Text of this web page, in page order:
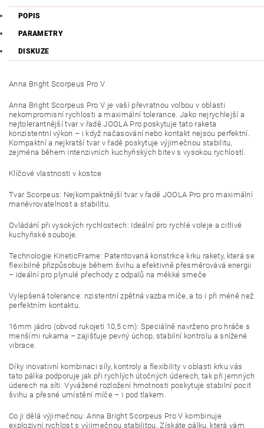
POPIS
PARAMETRY
DISKUZE
Anna Bright Scorpeus Pro V
Anna Bright Scorpeus Pro V je vaší převratnou volbou v oblasti
nekompromisní rychlosti a maximální tolerance. Jako nejrychlejší a
nejtolerantnější tvar v řadě JOOLA Pro poskytuje tato raketa
konzistentní výkon – i když načasování nebo kontakt nejsou perfektní.
Kompaktní a nejkratší tvar v řadě poskytuje výjimečnou stabilitu,
zejména během intenzivních kuchyňských bitev s vysokou rychlostí.
Klíčové vlastnosti v kostce
Tvar Scorpeus: Nejkompaktnější tvar v řadě JOOLA Pro pro maximální
manévrovatelnost a stabilitu.
Ovládání při vysokých rychlostech: Ideální pro rychlé voleje a citlivé
kuchyňské souboje.
Technologie KineticFrame: Patentovaná konstrkce krku rakety, která se
flexibilně přizpůsobuje během švihu a efektivně přesměrovává energii
– ideální pro plynulé přechody z odpalů na měkké smeče
Vylepšená tolerance: nzistentní zpětná vazba míče, a to i při méně než
perfektním kontaktu.
16mm jádro (obvod rukojeti 10,5 cm): Speciálně navrženo pro hráče s
menšími rukama – zajišťuje pevný úchop, stabilní kontrolu a snížené
vibrace.
Díky inovativní kombinaci síly, kontroly a flexibility v oblasti krku vás
tato pálka podporuje jak při rychlých útočných úderech, tak při jemných
úderech na síti. Vyvážené rozložení hmotnosti poskytuje stabilní pocit
švihu a přesné umístění míče – i pod tlakem.
Co ji dělá výjimečnou: Anna Bright Scorpeus Pro V kombinuje
explozivní rychlost s výjimečnou stabilitou. Získáte pálku, která vám